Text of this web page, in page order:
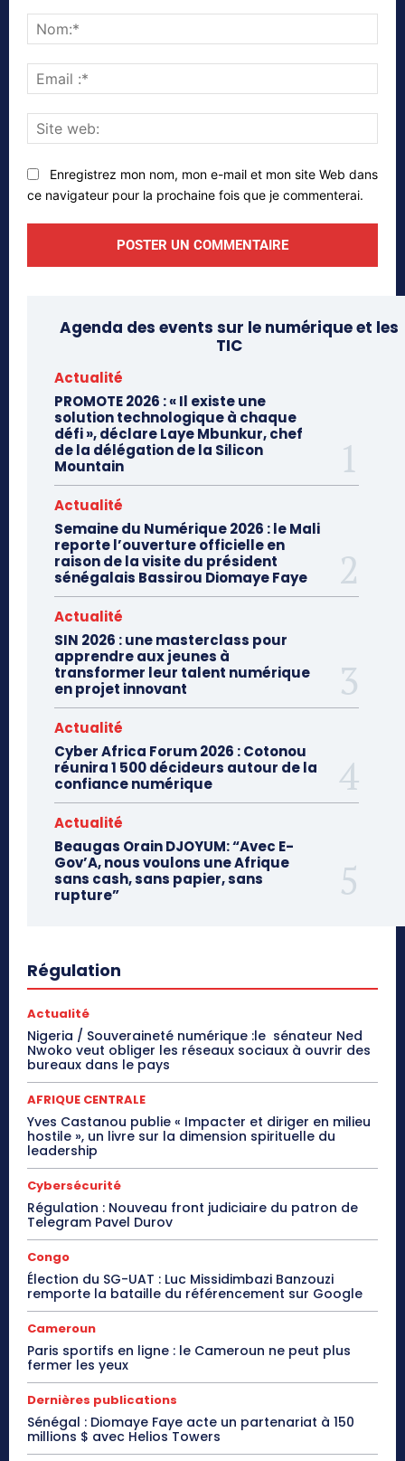
:*
web:
Enregistrez mon nom, mon e-mail et mon site Web dans
ce navigateur pour la prochaine fois que je commenterai.
Agenda des events sur le numérique et les
TIC
Actualité
PROMOTE 2026 : « Il existe une
solution technologique à chaque
défi », déclare Laye Mbunkur, chef
de la délégation de la Silicon
Mountain
Actualité
Semaine du Numérique 2026 : le Mali
reporte l’ouverture officielle en
raison de la visite du président
sénégalais Bassirou Diomaye Faye
Actualité
SIN 2026 : une masterclass pour
apprendre aux jeunes à
transformer leur talent numérique
en projet innovant
Actualité
Cyber Africa Forum 2026 : Cotonou
réunira 1 500 décideurs autour de la
confiance numérique
Actualité
Beaugas Orain DJOYUM: “Avec E-
Gov’A, nous voulons une Afrique
sans cash, sans papier, sans
rupture”
Régulation
Actualité
Nigeria / Souveraineté numérique :le sénateur Ned
Nwoko veut obliger les réseaux sociaux à ouvrir des
bureaux dans le pays
AFRIQUE CENTRALE
Yves Castanou publie « Impacter et diriger en milieu
hostile », un livre sur la dimension spirituelle du
leadership
Cybersécurité
Régulation : Nouveau front judiciaire du patron de
Telegram Pavel Durov
Congo
Élection du SG-UAT : Luc Missidimbazi Banzouzi
remporte la bataille du référencement sur Google
Cameroun
Paris sportifs en ligne : le Cameroun ne peut plus
fermer les yeux
Dernières publications
Sénégal : Diomaye Faye acte un partenariat à 150
millions $ avec Helios Towers